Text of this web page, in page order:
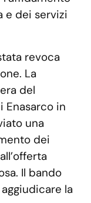
e dei servizi
revoca
La
del
Enasarco in
una
dei
Il bando
la